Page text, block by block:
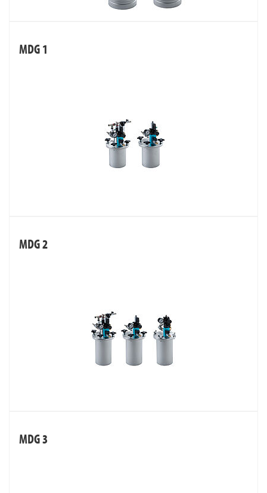
MDG 1
MDG 2
MDG 3